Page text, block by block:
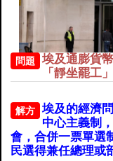
問題
埃及通膨貨
「靜坐罷工
解方
埃及的經濟
中心主義制
會，合併一票單選
民選得兼任總理或